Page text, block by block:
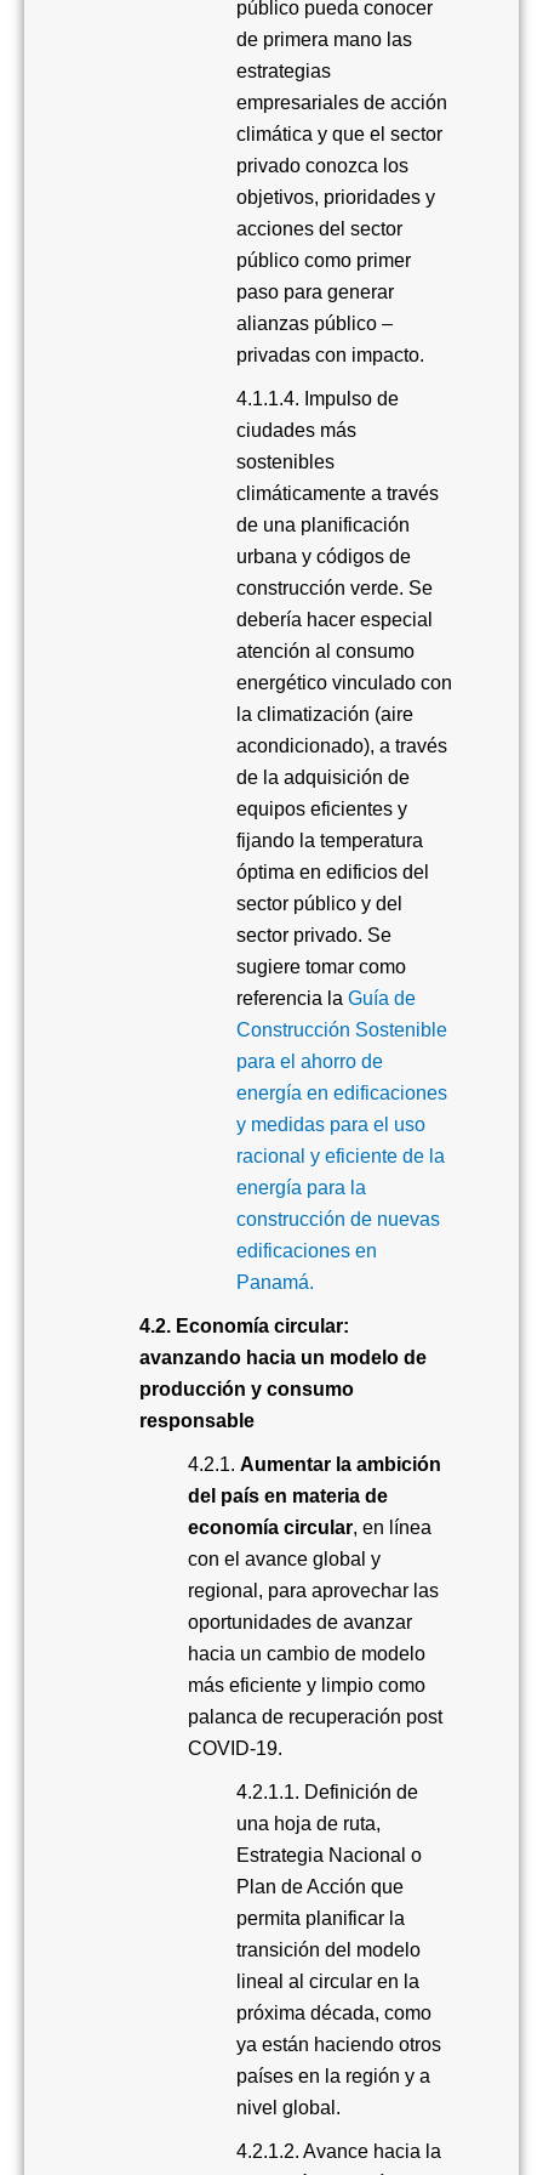
público pueda conocer
de primera mano las
estrategias
empresariales de acción
climática y que el sector
privado conozca los
objetivos, prioridades y
acciones del sector
público como primer
paso para generar
alianzas público –
privadas con impacto.
4.1.1.4. Impulso de
ciudades más
sostenibles
climáticamente a través
de una planificación
urbana y códigos de
construcción verde. Se
debería hacer especial
atención al consumo
energético vinculado con
la climatización (aire
acondicionado), a través
de la adquisición de
equipos eficientes y
fijando la temperatura
óptima en edificios del
sector público y del
sector privado. Se
sugiere tomar como
referencia la Guía de
Construcción Sostenible
para el ahorro de
energía en edificaciones
y medidas para el uso
racional y eficiente de la
energía para la
construcción de nuevas
edificaciones en
Panamá.
4.2. Economía circular:
avanzando hacia un modelo de
producción y consumo
responsable
4.2.1. Aumentar la ambición
del país en materia de
economía circular, en línea
con el avance global y
regional, para aprovechar las
oportunidades de avanzar
hacia un cambio de modelo
más eficiente y limpio como
palanca de recuperación post
COVID-19.
4.2.1.1. Definición de
una hoja de ruta,
Estrategia Nacional o
Plan de Acción que
permita planificar la
transición del modelo
lineal al circular en la
próxima década, como
ya están haciendo otros
países en la región y a
nivel global .
4.2.1.2. Avance hacia la